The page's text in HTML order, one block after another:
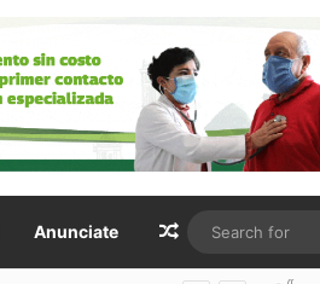
Anunciate Random Article